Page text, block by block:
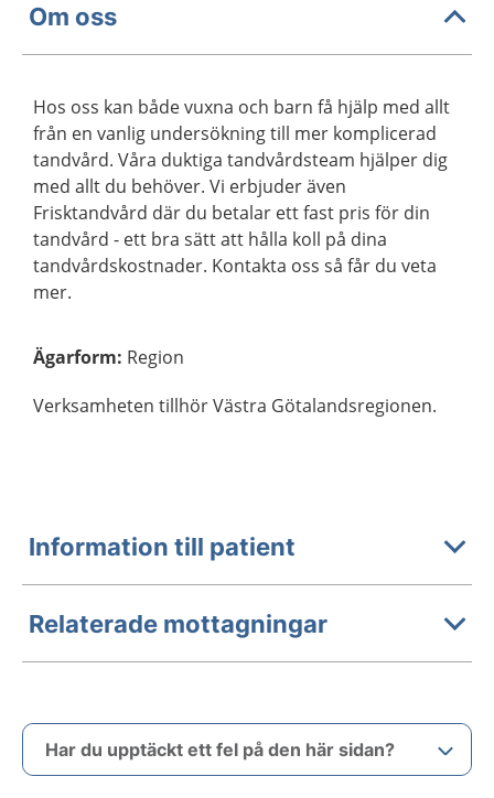
Om oss
Hos oss kan både vuxna och barn få hjälp med allt
från en vanlig undersökning till mer komplicerad
tandvård. Våra duktiga tandvårdsteam hjälper dig
med allt du behöver. Vi erbjuder även
Frisktandvård där du betalar ett fast pris för din
tandvård - ett bra sätt att hålla koll på dina
tandvårdskostnader. Kontakta oss så får du veta
mer.
Ägarform: Region
Verksamheten tillhör Västra Götalandsregionen.
Information till patient
Relaterade mottagningar
Har du upptäckt ett fel på den här sidan?